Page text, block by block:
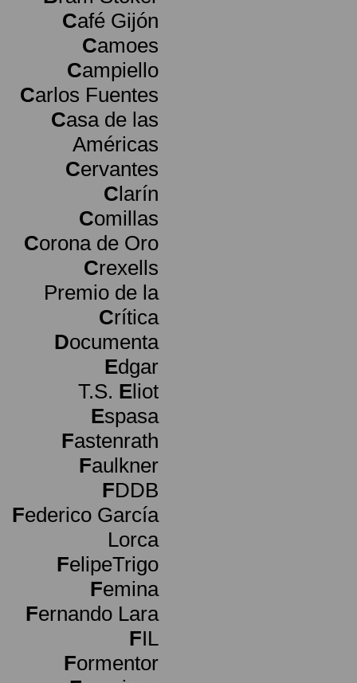
Café Gijón
Camoes
Campiello
Carlos Fuentes
Casa de las
Américas
Cervantes
Clarín
Comillas
Corona de Oro
Crexells
Premio de la
Crítica
Documenta
Edgar
T.S. Eliot
Espasa
Fastenrath
Faulkner
FDDB
Federico García
Lorca
FelipeTrigo
Femina
Fernando Lara
FIL
Formentor